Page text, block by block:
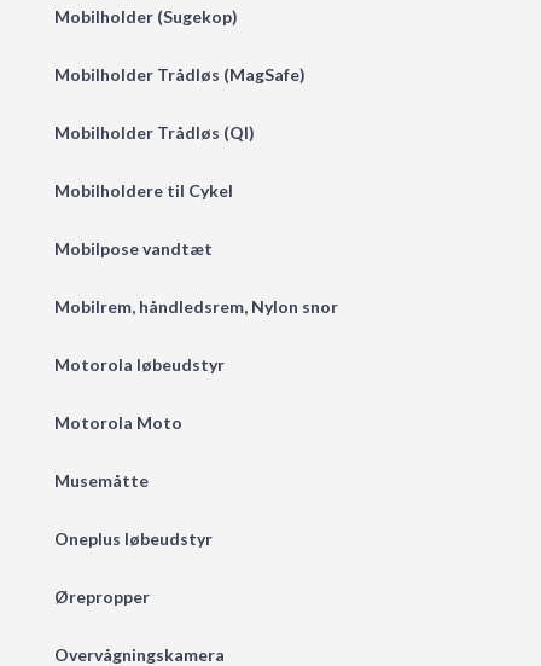
Mobilholder (Sugekop)
Mobilholder Trådløs (MagSafe)
Mobilholder Trådløs (QI)
Mobilholdere til Cykel
Mobilpose vandtæt
Mobilrem, håndledsrem, Nylon snor
Motorola løbeudstyr
Motorola Moto
Musemåtte
Oneplus løbeudstyr
Ørepropper
Overvågningskamera